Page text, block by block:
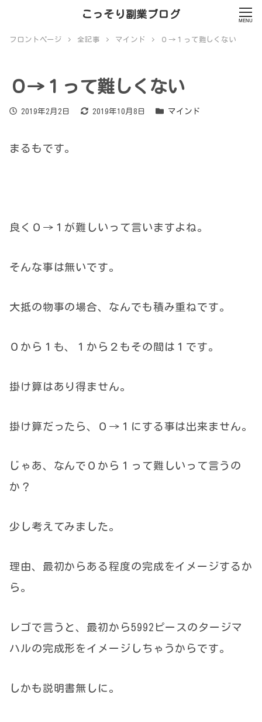
こっそり副業ブログ
MENU
フロントページ 全記事 マインド ０→１って難しくない
０→１って難しくない
投稿日
2019年2月2日 更新日
2019年10月8日 カテゴリー
マインド
まるもです。
良く０→１が難しいって言いますよね。
そんな事は無いです。
大抵の物事の場合、なんでも積み重ねです。
０から１も、１から２もその間は１です。
掛け算はあり得ません。
掛け算だったら、０→１にする事は出来ません。
じゃあ、なんで０から１って難しいって言うの
か？
少し考えてみました。
理由、最初からある程度の完成をイメージするか
ら。
レゴで言うと、最初から5992ピースのタージマ
ハルの完成形をイメージしちゃうからです。
しかも説明書無しに。